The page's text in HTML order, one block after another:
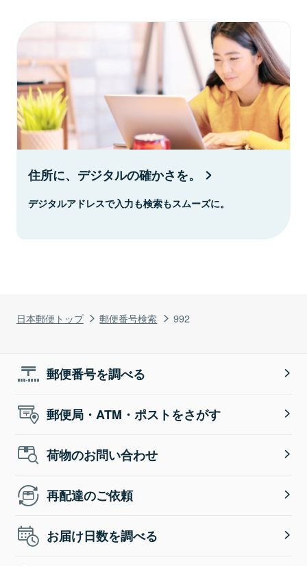
日本郵便トップ 郵便番号検索 992
住所に、デジタルの確かさを。
デジタルアドレスで入力も検索もスムーズに。
郵便番号を調べる
郵便局・ATM・ポストをさがす
荷物のお問い合わせ
再配達のご依頼
お届け日数を調べる